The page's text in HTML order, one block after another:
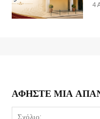
4
ΑΦΗΣΤΕ ΜΙΑ